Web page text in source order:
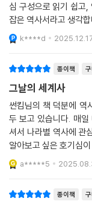
스토리를 풀어낸다. 1
한 사건과 세계사에 한
최초의 ‘인스턴트 라면
무엇을 배워야 할지에
깊다. 나이팅게일에 묻
압에 맨몸으로 저항한
고, 얄타 회담과 러일전
실 우리나라의 운명을
름 속에서 새롭게 읽을
월 9일’ 글에서는 1989
심 구성으로 읽기 쉽고,
잡은 역사서라고 생각
k****d
종이책
그날의 세계사
썬킴님의 책 덕분에 역
두 보고 있습니다. 매
셔서 나라별 역사에 관
알아보고 싶은 호기심
a*****5
종이책